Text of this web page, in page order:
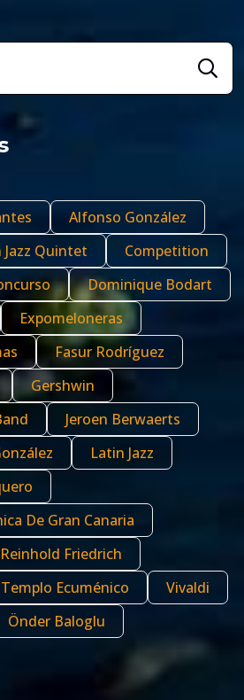
Alfonso González
Jazz Quintet
Competition
Dominique Bodart
Expomeloneras
Fasur Rodríguez
Gershwin
Jeroen Berwaerts
Latin Jazz
De Gran Canaria
Reinhold Friedrich
Templo Ecuménico
Vivaldi
Önder Baloglu